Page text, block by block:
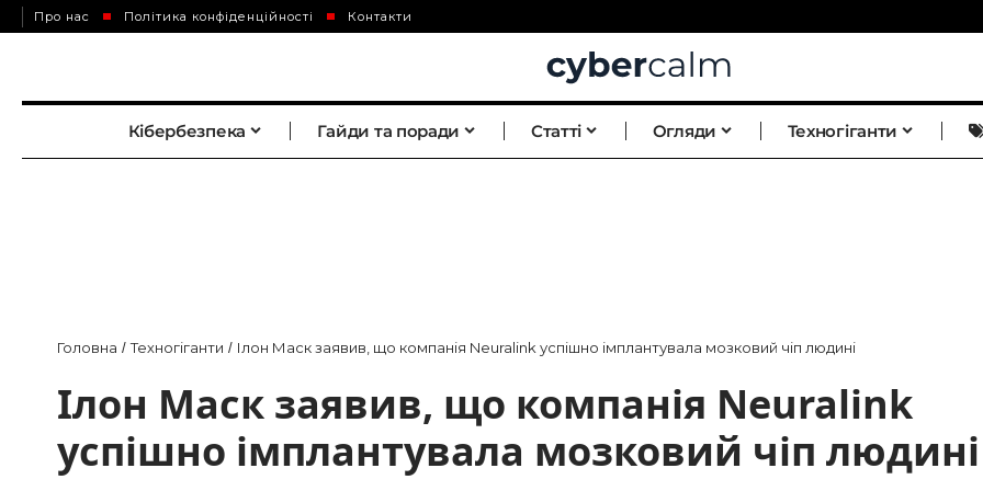
Про нас Політика конфіденційності Контакти
Кібербезпека Гайди та поради Статті Огляди Техногіганти
Головна /Техногіганти / Ілон Маск заявив, що компанія Neuralink успішно імплантувала мозковий чіп людині
Ілон Маск заявив, що компанія Neuralink
успішно імплантувала мозковий чіп людині